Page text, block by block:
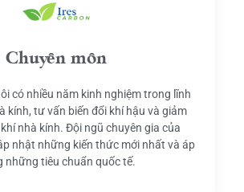
Chuyên môn
có nhiều năm kinh nghiệm trong lĩnh
kính, tư vấn biến đổi khí hậu và giảm
nhà kính. Đội ngũ chuyên gia của
nhật những kiến thức mới nhất và áp
những tiêu chuẩn quốc tế.